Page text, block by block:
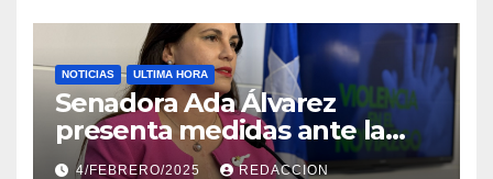
NOTICIAS ULTIMA HORA
Senadora Ada Álvarez
presenta medidas ante la
violencia en el noviazgo
4/FEBRERO/2025 REDACCION